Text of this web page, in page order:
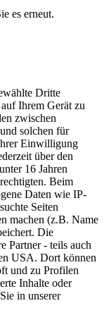
es erneut.
Dritte
Ihrem Gerät zu
zwischen
solchen für
Einwilligung
über den
16 Jahren
Beim
Daten wie IP-
Seiten
machen (z.B. Name
Die
Partner - teils auch
USA. Dort können
und zu Profilen
Inhalte oder
in unserer